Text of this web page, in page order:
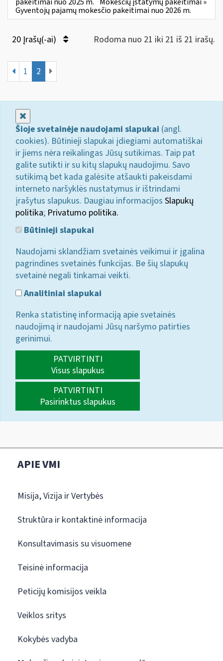
Gyventojų pajamų mokesčio pakeitimai nuo 2026 m.
20 Įrašų(-ai) Rodoma nuo 21 iki 21 iš 21 irašų.
1 2
Šioje svetainėje naudojami slapukai (angl.
cookies). Būtinieji slapukai įdiegiami automatiškai
ir jiems nėra reikalingas Jūsų sutikimas. Taip pat
galite sutikti ir su kitų slapukų naudojimu. Savo
sutikimą bet kada galėsite atšaukti pakeisdami
interneto naršyklės nustatymus ir ištrindami
įrašytus slapukus. Daugiau informacijos Slapukų
politika; Privatumo politika.
Būtinieji slapukai
Naudojami sklandžiam svetainės veikimui ir įgalina
pagrindines svetainės funkcijas. Be šių slapukų
svetainė negali tinkamai veikti.
Analitiniai slapukai
Renka statistinę informaciją apie svetainės
naudojimą ir naudojami Jūsų naršymo patirties
gerinimui.
PATVIRTINTI
Visus slapukus
PATVIRTINTI
Pasirinktus slapukus
APIE VMI
Misija, Vizija ir Vertybės
Struktūra ir kontaktinė informacija
Konsultavimasis su visuomene
Teisinė informacija
Peticijų komisijos veikla
Veiklos sritys
Kokybės vadyba